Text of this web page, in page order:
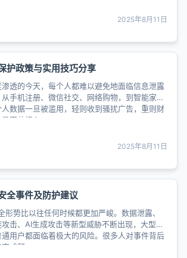
2025年8月11日
护政策与实用技巧分享
透的今天，每个人都难以避免地面临信息泄露
手机注册、微信社交、网络购物，到智能家居
数据一旦被滥用，轻则收到骚扰广告，重则财
否曾担心......
2025年8月11日
全事件及防护建议
形势比以往任何时候都更加严峻。数据泄露、
击、AI生成攻击等新型威胁不断出现，大型公
用户都面临着极大的风险。很多人对事件背后
式和......